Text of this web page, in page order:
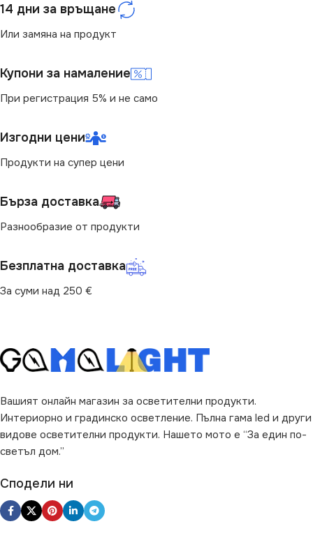
НАЧИН НА МОНТАЖ
За Релса
ЦВЯТ Черно
ТИП РЕЛСОВА
СИСТЕМА
Стандартна 220V
14 дни за връщане
Или замяна на продукт
Купони за намаление
При регистрация 5% и не само
Изгодни цени
Продукти на супер цени
Бърза доставка
Разнообразие от продукти
Безплатна доставка
За суми над 250 €
Вашият онлайн магазин за осветителни продукти.
Интериорно и градинско осветление. Пълна гама led и други
видове осветителни продукти. Нашето мото е “За един по-
светъл дом.”
Сподели ни